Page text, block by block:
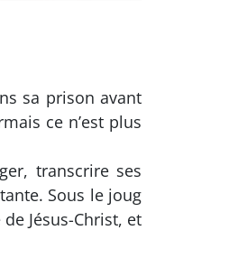
sa prison avant
ce n’est plus
transcrire ses
Sous le joug
Jésus-Christ, et